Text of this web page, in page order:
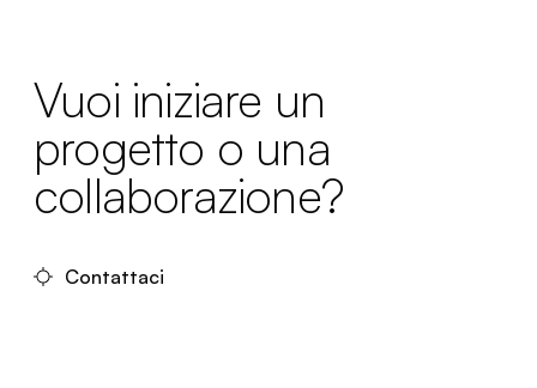
Vuoi iniziare un
progetto o una
collaborazione?
Contattaci